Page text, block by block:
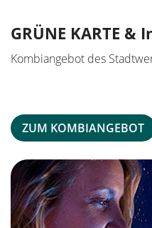
GRÜNE KARTE &
Kombiangebot des
ZUM KOMBIANGEBOT